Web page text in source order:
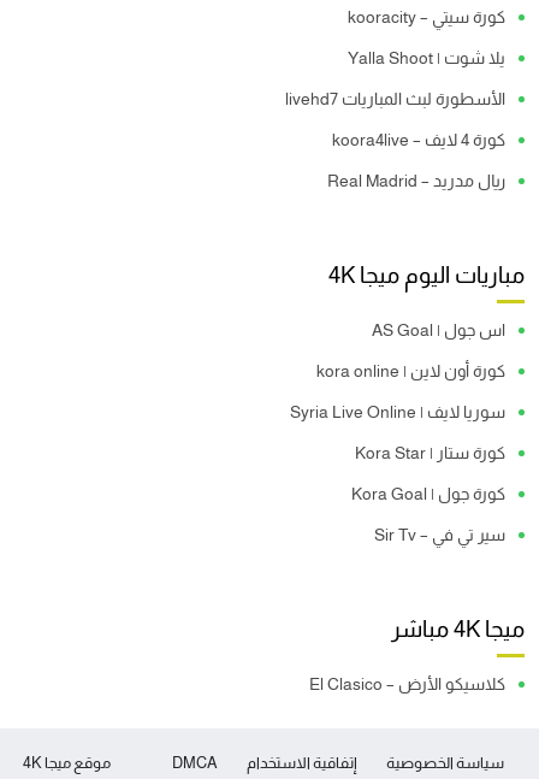
كورة سيتي – kooracity
يلا شوت | Yalla Shoot
الأسطورة لبث المباريات livehd7
كورة 4 لايف – koora4live
ريال مدريد – Real Madrid
مباريات اليوم ميجا 4K
اس جول | AS Goal
كورة أون لاين | kora online
سوريا لايف | Syria Live Online
كورة ستار | Kora Star
كورة جول | Kora Goal
سير تي في – Sir Tv
ميجا 4K مباشر
كلاسيكو الأرض – El Clasico
موقع ميجا 4K سياسة الخصوصية إتفاقية الاستخدام DMCA